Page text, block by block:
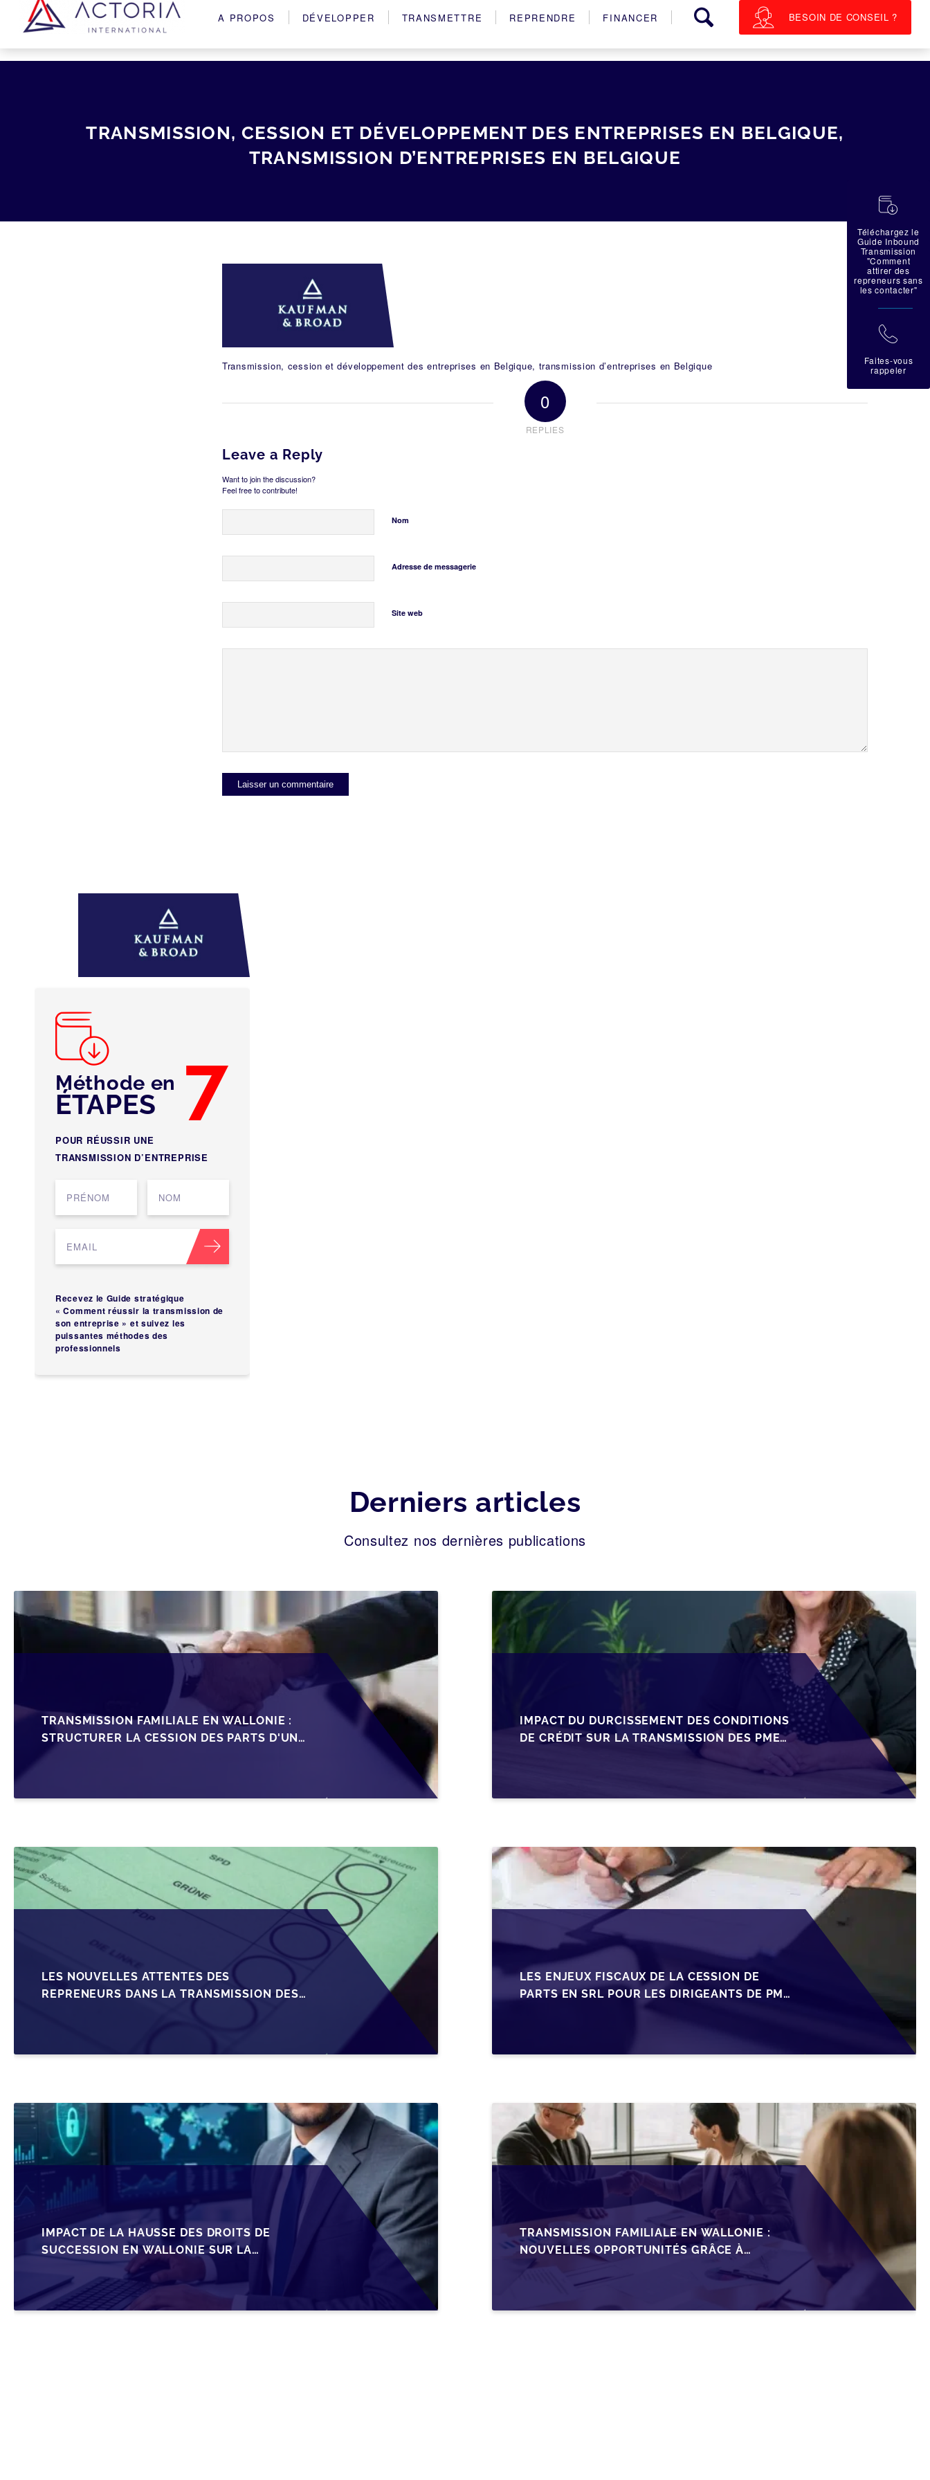
A PROPOS DÉVELOPPER TRANSMETTRE REPRENDRE FINANCER BESOIN DE CONSEIL ?
TRANSMISSION, CESSION ET DÉVELOPPEMENT DES ENTREPRISES EN BELGIQUE,
TRANSMISSION D’ENTREPRISES EN BELGIQUE
Transmission, cession et développement des entreprises en Belgique, transmission d’entreprises en Belgique
0
REPLIES
Leave a Reply
Want to join the discussion?
Feel free to contribute!
Nom
Adresse de messagerie
Site web
Méthode en 7
ÉTAPES
POUR RÉUSSIR UNE
TRANSMISSION D’ENTREPRISE
Recevez le Guide stratégique
« Comment réussir la transmission de
son entreprise » et suivez les
puissantes méthodes des
professionnels
Derniers articles
Consultez nos dernières publications
TRANSMISSION FAMILIALE EN WALLONIE :
STRUCTURER LA CESSION DES PARTS D'UNE
SRL
IMPACT DU DURCISSEMENT DES CONDITIONS
DE CRÉDIT SUR LA TRANSMISSION DES PME
LES NOUVELLES ATTENTES DES
REPRENEURS DANS LA TRANSMISSION DES
LES ENJEUX FISCAUX DE LA CESSION DE
PARTS EN SRL POUR LES DIRIGEANTS DE PME
IMPACT DE LA HAUSSE DES DROITS DE
SUCCESSION EN WALLONIE SUR LA
TRANSMISSION FAMILIALE DES PME
TRANSMISSION FAMILIALE EN WALLONIE :
NOUVELLES OPPORTUNITÉS GRÂCE À
L’AJUSTEMENT FISCAL
蠟
Téléchargez le
Guide Inbound
Transmission
"Comment
attirer des
repreneurs sans
les contacter"
拉
Faites-vous
rappeler